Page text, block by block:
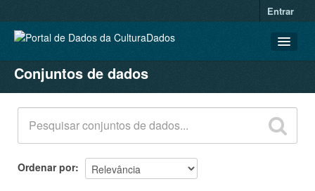
Entrar
CONJUNTOS DE DADOS
ORGANIZAÇÕES
GRUPOS
SOBRE
Conjuntos de dados
Ordenar por